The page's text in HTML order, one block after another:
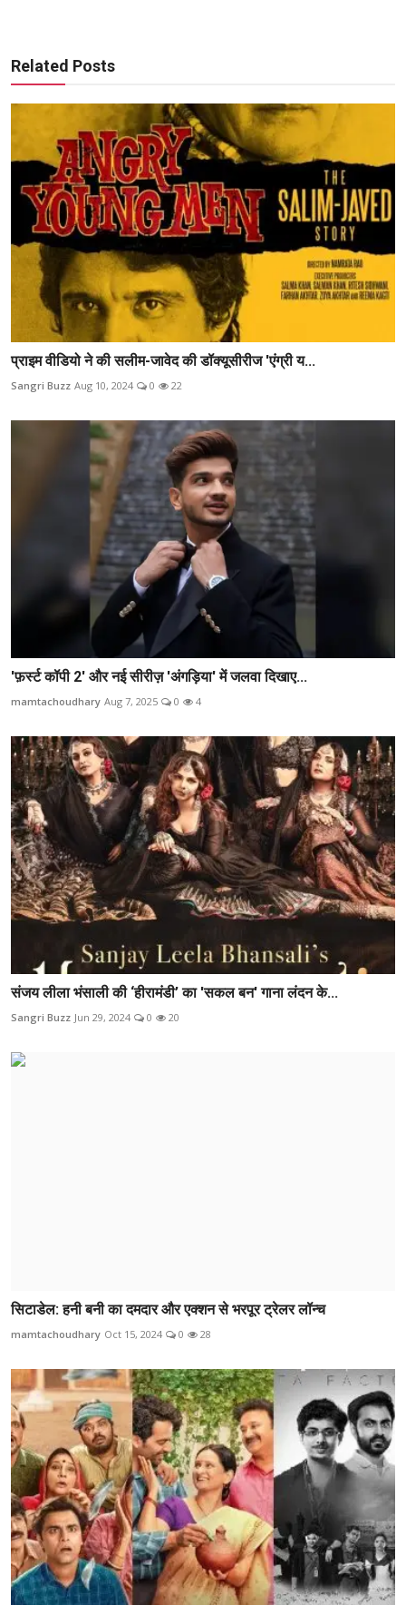
Related Posts
प्राइम वीडियो ने की सलीम-जावेद की डॉक्यूसीरीज 'एंग्री य...
Sangri Buzz Aug 10, 2024 0 22
'फ़र्स्ट कॉपी 2' और नई सीरीज़ 'अंगड़िया' में जलवा दिखाए...
mamtachoudhary Aug 7, 2025 0 4
संजय लीला भंसाली की ‘हीरामंडी’ का 'सकल बन' गाना लंदन के...
Sangri Buzz Jun 29, 2024 0 20
सिटाडेल: हनी बनी का दमदार और एक्शन से भरपूर ट्रेलर लॉन्च
mamtachoudhary Oct 15, 2024 0 28